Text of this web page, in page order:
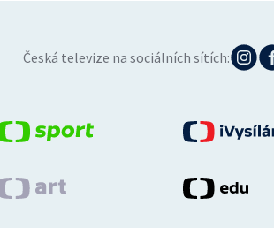
Česká televize na sociálních sítích: